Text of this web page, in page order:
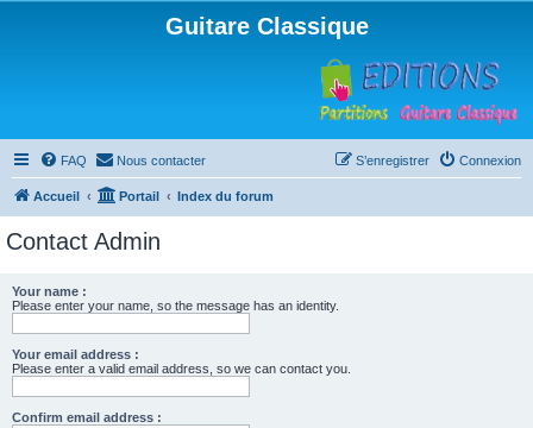
Guitare Classique
FAQ Nous contacter Connexion
S’enregistrer
Accueil Portail Index du forum
Contact Admin
Your name :
Please enter your name, so the message has an identity.
Your email address :
Please enter a valid email address, so we can contact you.
Confirm email address :